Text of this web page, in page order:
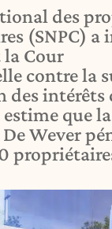
des
(SNPC)
la Cour
contre la
des intérêts
que
Wever